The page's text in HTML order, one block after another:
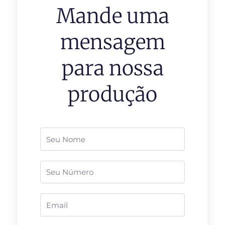
Mande uma
mensagem
para nossa
produção